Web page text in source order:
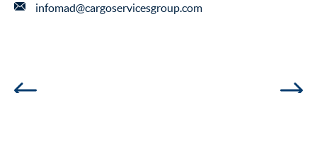
infomad@cargoservicesgroup.com